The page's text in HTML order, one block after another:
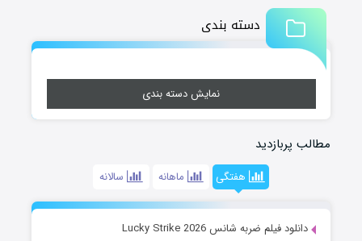
دسته بندی
نمایش دسته بندی
مطالب پربازدید
هفتگی ماهانه سالانه
دانلود فیلم ضربه شانس Lucky Strike 2026